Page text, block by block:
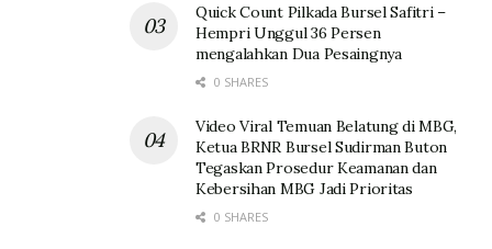
Quick Count Pilkada Bursel Safitri –
Hempri Unggul 36 Persen
mengalahkan Dua Pesaingnya
0 SHARES
Video Viral Temuan Belatung di MBG,
Ketua BRNR Bursel Sudirman Buton
Tegaskan Prosedur Keamanan dan
Kebersihan MBG Jadi Prioritas
0 SHARES